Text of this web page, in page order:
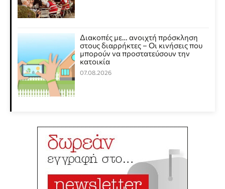
Διακοπές με… ανοιχτή πρόσκληση
στους διαρρήκτες – Οι κινήσεις που
μπορούν να προστατεύσουν την
κατοικία
07.08.2026